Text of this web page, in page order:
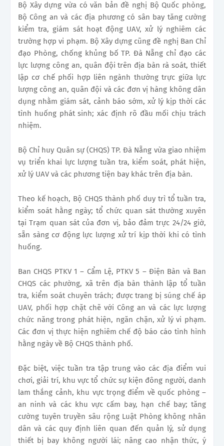
Bộ Xây dựng vừa có văn bản đề nghị Bộ Quốc phòng,
Bộ Công an và các địa phương có sân bay tăng cường
kiểm tra, giám sát hoạt động UAV, xử lý nghiêm các
trường hợp vi phạm. Bộ Xây dựng cũng đề nghị Ban Chỉ
đạo Phòng, chống khủng bố TP. Đà Nẵng chỉ đạo các
lực lượng công an, quân đội trên địa bàn rà soát, thiết
lập cơ chế phối hợp liên ngành thường trực giữa lực
lượng công an, quân đội và các đơn vị hàng không dân
dụng nhằm giám sát, cảnh báo sớm, xử lý kịp thời các
tình huống phát sinh; xác định rõ đầu mối chịu trách
nhiệm.
Bộ Chỉ huy Quân sự (CHQS) TP. Đà Nẵng vừa giao nhiệm
vụ triển khai lực lượng tuần tra, kiểm soát, phát hiện,
xử lý UAV và các phương tiện bay khác trên địa bàn.
Theo kế hoạch, Bộ CHQS thành phố duy trì tổ tuần tra,
kiểm soát hằng ngày; tổ chức quan sát thường xuyên
tại Trạm quan sát của đơn vị, bảo đảm trực 24/24 giờ,
sẵn sàng cơ động lực lượng xử trí kịp thời khi có tình
huống.
Ban CHQS PTKV 1 – Cẩm Lệ, PTKV 5 – Điện Bàn và Ban
CHQS các phường, xã trên địa bàn thành lập tổ tuần
tra, kiểm soát chuyên trách; được trang bị súng chế áp
UAV, phối hợp chặt chẽ với Công an và các lực lượng
chức năng trong phát hiện, ngăn chặn, xử lý vi phạm.
Các đơn vị thực hiện nghiêm chế độ báo cáo tình hình
hằng ngày về Bộ CHQS thành phố.
Đặc biệt, việc tuần tra tập trung vào các địa điểm vui
chơi, giải trí, khu vực tổ chức sự kiện đông người, danh
lam thắng cảnh, khu vực trọng điểm về quốc phòng –
an ninh và các khu vực cấm bay, hạn chế bay; tăng
cường tuyên truyền sâu rộng Luật Phòng không nhân
dân và các quy định liên quan đến quản lý, sử dụng
thiết bị bay không người lái; nâng cao nhận thức, ý